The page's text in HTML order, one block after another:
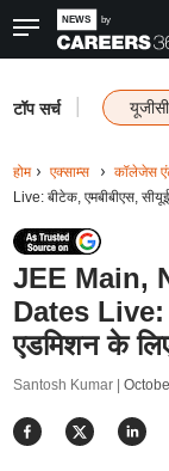
टॉप सर्च
होम एक्साम्स कॉलेजेस
Live: बीटेक, एमबीबीएस,
JEE Main,
Dates Live:
एडमिशन के
Santosh Kumar |